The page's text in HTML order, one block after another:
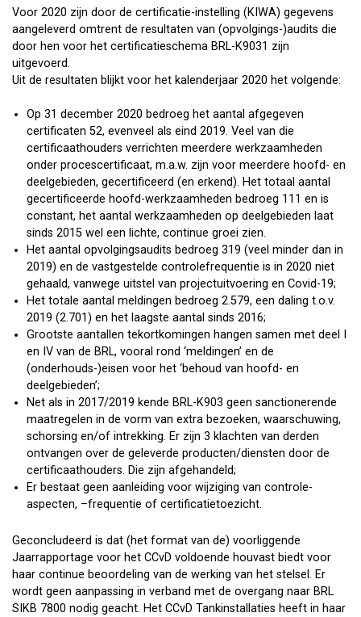
Voor 2020 zijn door de certificatie-instelling (KIWA) gegevens
aangeleverd omtrent de resultaten van (opvolgings-)audits die
door hen voor het certificatieschema BRL-K9031 zijn
uitgevoerd.
Uit de resultaten blijkt voor het kalenderjaar 2020 het volgende:
Op 31 december 2020 bedroeg het aantal afgegeven
certificaten 52, evenveel als eind 2019. Veel van die
certificaathouders verrichten meerdere werkzaamheden
onder procescertificaat, m.a.w. zijn voor meerdere hoofd- en
deelgebieden, gecertificeerd (en erkend). Het totaal aantal
gecertificeerde hoofd-werkzaamheden bedroeg 111 en is
constant, het aantal werkzaamheden op deelgebieden laat
sinds 2015 wel een lichte, continue groei zien.
Het aantal opvolgingsaudits bedroeg 319 (veel minder dan in
2019) en de vastgestelde controlefrequentie is in 2020 niet
gehaald, vanwege uitstel van projectuitvoering en Covid-19;
Het totale aantal meldingen bedroeg 2.579, een daling t.o.v.
2019 (2.701) en het laagste aantal sinds 2016;
Grootste aantallen tekortkomingen hangen samen met deel I
en IV van de BRL, vooral rond ‘meldingen’ en de
(onderhouds-)eisen voor het ‘behoud van hoofd- en
deelgebieden’;
Net als in 2017/2019 kende BRL-K903 geen sanctionerende
maatregelen in de vorm van extra bezoeken, waarschuwing,
schorsing en/of intrekking. Er zijn 3 klachten van derden
ontvangen over de geleverde producten/diensten door de
certificaathouders. Die zijn afgehandeld;
Er bestaat geen aanleiding voor wijziging van controle-
aspecten, –frequentie of certificatietoezicht.
Geconcludeerd is dat (het format van de) voorliggende
Jaarrapportage voor het CCvD voldoende houvast biedt voor
haar continue beoordeling van de werking van het stelsel. Er
wordt geen aanpassing in verband met de overgang naar BRL
SIKB 7800 nodig geacht. Het CCvD Tankinstallaties heeft in haar